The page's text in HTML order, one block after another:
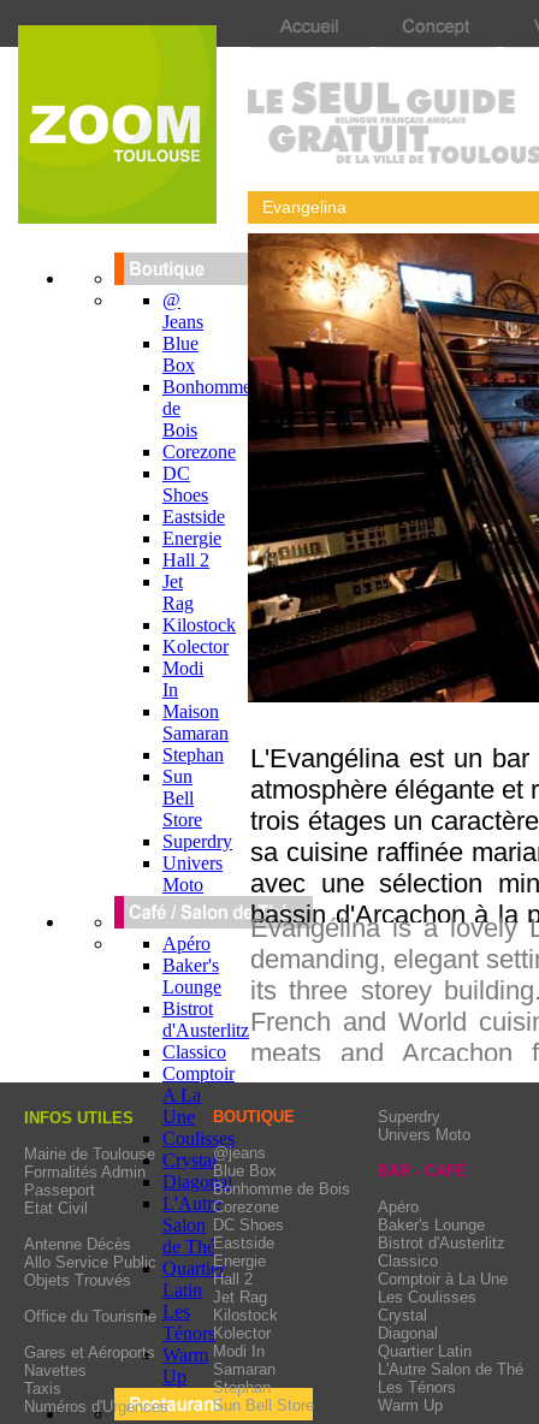
Evangélina is a lovely
demanding, elegant
its three storey
French and World
meats and Arcachon
enchants you. Above
sound lovers will track
enjoying “trifles” at
then at number 33
L'Evangélina est un
atmosphère élégante et
trois étages un
sa cuisine raffinée
avec une sélection
bassin d'Arcachon à la
fini de vous ravir. On
à tapas où les
réputé de la ville rose)
dînatoire. Un sans
boulevard Maréchal
Evangelina
@
Jeans
Blue
Box
Bonhomme
de
Bois
Corezone
DC
Shoes
Eastside
Energie
Hall 2
Jet
Rag
Kilostock
Kolector
Modi
In
Maison
Samaran
Stephan
Sun
Bell
Store
Superdry
Univers
Moto
Apéro
Baker's
Lounge
Bistrot
d'Austerlitz
Classico
Comptoir
A La
Une
Coulisses
Crystal
Diagonal
L'Autre
Salon
de Thé
Quartier
Latin
Les
Ténors
Warm
Up
INFOS UTILES
Mairie de Toulouse
Formalités Admin
Passeport
Etat Civil
Antenne Décès
Allo Service Public
Objets Trouvés
Office du Tourisme
Gares et Aéroports
Navettes
Taxis
Numéros d'Urgences
Superdry
Univers Moto
BAR - CAFÉ
Apéro
Baker's Lounge
Bistrot d'Austerlitz
Classico
Comptoir à La Une
Les Coulisses
Crystal
Diagonal
Quartier Latin
L'Autre Salon de Thé
Les Ténors
Warm Up
BOUTIQUE
@jeans
Blue Box
Bonhomme de Bois
Corezone
DC Shoes
Eastside
Energie
Hall 2
Jet Rag
Kilostock
Kolector
Modi In
Samaran
Stephan
Sun Bell Store